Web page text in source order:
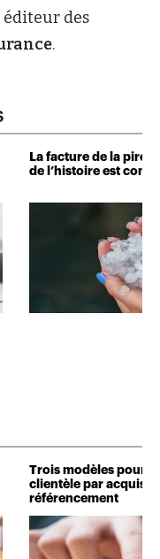
éditeur des
.
La facture de la pire
de l’histoire est
Trois modèles pour
clientèle par
référencement